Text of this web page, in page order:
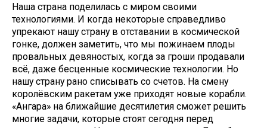
Наша страна поделилась с миром своими
технологиями. И когда некоторые справедливо
упрекают нашу страну в отставании в космической
гонке, должен заметить, что мы пожинаем плоды
провальных девяностых, когда за гроши продавали
всё, даже бесценные космические технологии. Но
нашу страну рано списывать со счетов. На смену
королёвским ракетам уже приходят новые корабли.
«Ангара» на ближайшие десятилетия сможет решить
многие задачи, которые стоят сегодня перед